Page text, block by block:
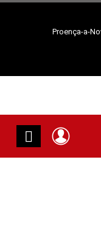
Proença-a-